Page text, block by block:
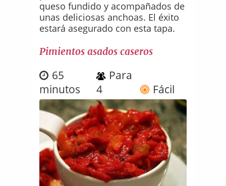
queso fundido y acompañados de
unas deliciosas anchoas. El éxito
estará asegurado con esta tapa.
Pimientos asados caseros
65
minutos
Para
4
Fácil